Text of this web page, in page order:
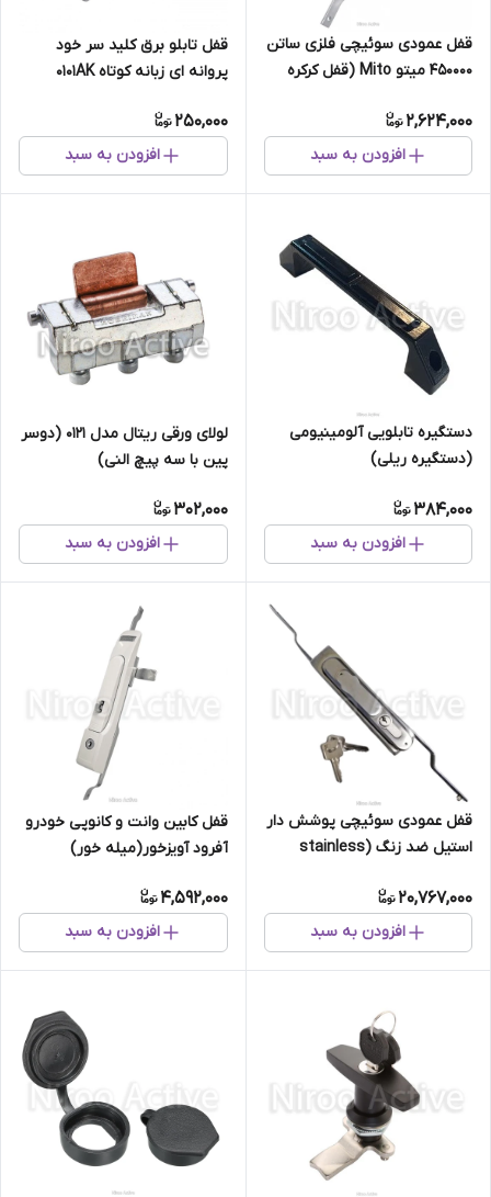
قفل عمودی سوئیچی فلزی ساتن
450000 میتو Mito (قفل کرکره
2,624,000
افزودن به سبد
قفل تابلو برق کلید سر خود
پروانه ای زبانه کوتاه ۰۱۰۱AK
250,000
افزودن به سبد
دستگیره تابلویی آلومینیومی
(دستگیره ریلی)
384,000
افزودن به سبد
لولای ورقی ریتال مدل ۰۱۲۱ (دوسر
پین با سه پیچ النی)
302,000
افزودن به سبد
قفل عمودی سوئیچی پوشش دار
استیل ضد زنگ (stainless
20,767,000
افزودن به سبد
قفل کابین وانت و کانوپی خودرو
آفرود آویزخور(میله خور)
4,592,000
افزودن به سبد